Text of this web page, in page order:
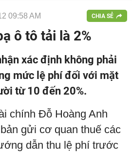
09:58 AM CHIA SẺ
ô tô tải là 2%
xác định không phải
mức lệ phí đối với mặt
từ 10 đến 20%.
chính Đỗ Hoàng Anh
gửi cơ quan thuế các
dẫn thu lệ phí trước